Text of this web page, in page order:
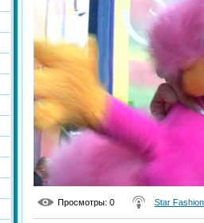
Просмотры: 0 Star Fashion